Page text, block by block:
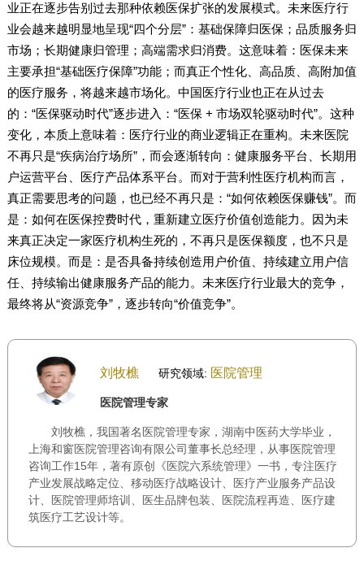
业正在逐步告别过去那种依赖医保扩张的发展模式。未来医疗行
业会越来越明显地呈现“四个分层”：基础保障归医保；品质服务归
市场；长期健康归管理；高端需求归消费。这意味着：医保未来
主要承担“基础医疗保障”功能；而真正个性化、高品质、高附加值
的医疗服务，将越来越市场化。中国医疗行业也正在从过去
的：“医保驱动时代”逐步进入：“医保 + 市场双轮驱动时代”。这种
变化，本质上意味着：医疗行业的商业逻辑正在重构。未来医院
不再只是“疾病治疗场所”，而会逐渐转向：健康服务平台、长期用
户运营平台、医疗产品体系平台。而对于营利性医疗机构而言，
真正需要思考的问题，也已经不再只是：“如何依赖医保赚钱”。而
是：如何在医保控费时代，重新建立医疗价值创造能力。因为未
来真正决定一家医疗机构生死的，不再只是医保额度，也不只是
床位规模。而是：是否具备持续创造用户价值、持续建立用户信
任、持续输出健康服务产品的能力。未来医疗行业最大的竞争，
最终将从“资源竞争”，逐步转向“价值竞争”。
刘牧樵 研究领域: 医院管理
医院管理专家
刘牧樵，我国著名医院管理专家，湖南中医药大学毕业，
上海和窗医院管理咨询有限公司董事长总经理，从事医院管理
咨询工作15年，著有原创《医院六系统管理》一书，专注医疗
产业发展战略定位、移动医疗战略设计、医疗产业服务产品设
计、医院管理师培训、医生品牌包装、医院流程再造、医疗建
筑医疗工艺设计等。